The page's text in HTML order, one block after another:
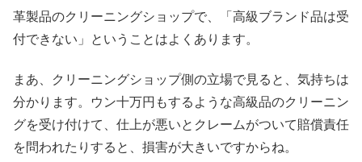
革製品のクリーニングショップで、「高級ブランド品は受
付できない」ということはよくあります。
まあ、クリーニングショップ側の立場で見ると、気持ちは
分かります。ウン十万円もするような高級品のクリーニン
グを受け付けて、仕上が悪いとクレームがついて賠償責任
を問われたりすると、損害が大きいですからね。